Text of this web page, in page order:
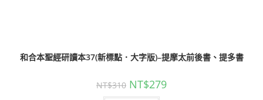
和合本聖經研讀本37(新標點．大字版)–提摩太前後書、提多書
NT$310 NT$279